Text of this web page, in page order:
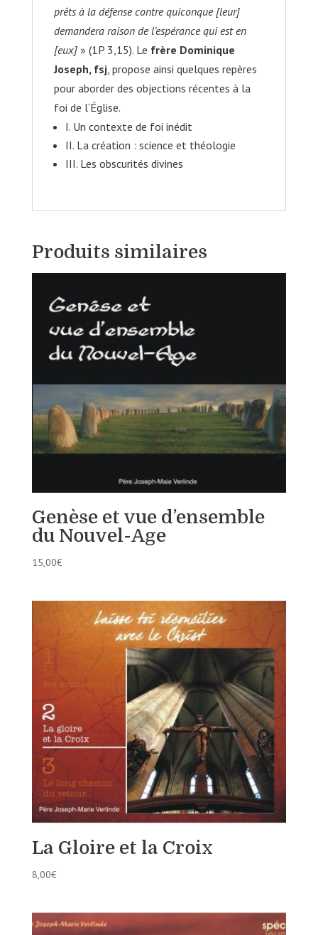
prêts à la défense contre quiconque [leur]
demandera raison de l’espérance qui est en
[eux]» (1P 3,15). Le frère Dominique
Joseph, fsj, propose ainsi quelques repères
pour aborder des objections récentes à la
foi de l’Église.
I. Un contexte de foi inédit
II. La création : science et théologie
III. Les obscurités divines
Produits similaires
Genèse et vue d’ensemble
du Nouvel-Age
15,00€
La Gloire et la Croix
8,00€